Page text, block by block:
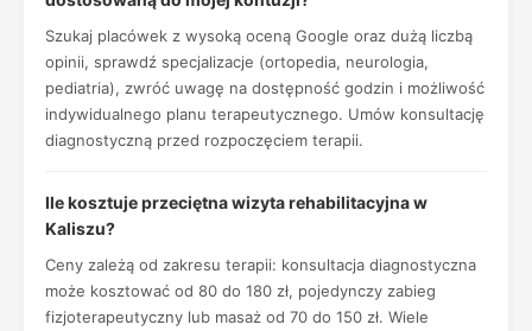
Szukaj placówek z wysoką oceną Google oraz dużą liczbą
opinii, sprawdź specjalizacje (ortopedia, neurologia,
pediatria), zwróć uwagę na dostępność godzin i możliwość
indywidualnego planu terapeutycznego. Umów konsultację
diagnostyczną przed rozpoczęciem terapii.
Ile kosztuje przeciętna wizyta rehabilitacyjna w
Kaliszu?
Ceny zależą od zakresu terapii: konsultacja diagnostyczna
może kosztować od 80 do 180 zł, pojedynczy zabieg
fizjoterapeutyczny lub masaż od 70 do 150 zł. Wiele